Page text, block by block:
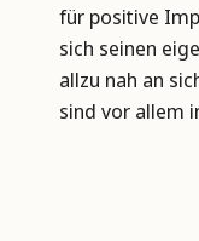
für positive
sich seinen
allzu nah an
sind vor allem